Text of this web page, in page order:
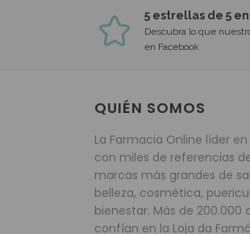
5 estrellas de 5
Descubra lo que
en Facebook
QUIÉN SOMOS
La Farmacia Online líder
con miles de referencias
marcas más grandes de
belleza, cosmética,
bienestar. Más de 200.000
confían en la Loja da